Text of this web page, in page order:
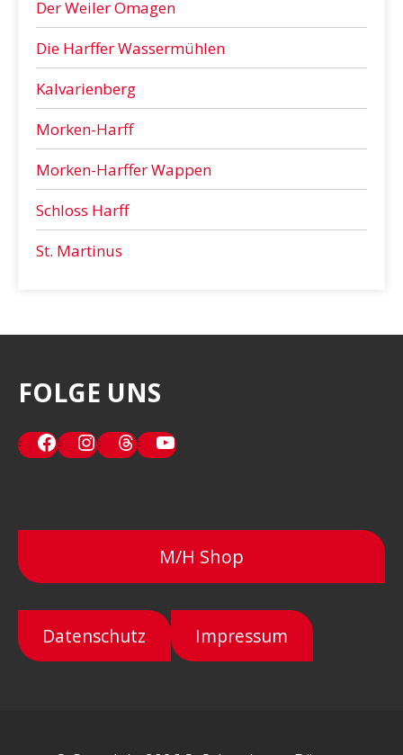
Der Weiler Omagen
Die Harffer Wassermühlen
Kalvarienberg
Morken-Harff
Morken-Harffer Wappen
Schloss Harff
St. Martinus
FOLGE UNS
Facebook
Instagram
Threads
M/H Shop
Datenschutz Impressum